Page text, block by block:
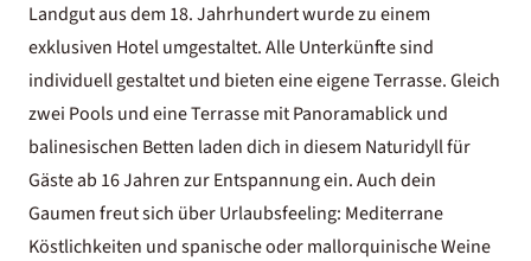
Landgut aus dem 18. Jahrhundert wurde zu einem
exklusiven Hotel umgestaltet. Alle Unterkünfte sind
individuell gestaltet und bieten eine eigene Terrasse. Gleich
zwei Pools und eine Terrasse mit Panoramablick und
balinesischen Betten laden dich in diesem Naturidyll für
Gäste ab 16 Jahren zur Entspannung ein. Auch dein
Gaumen freut sich über Urlaubsfeeling: Mediterrane
Köstlichkeiten und spanische oder mallorquinische Weine